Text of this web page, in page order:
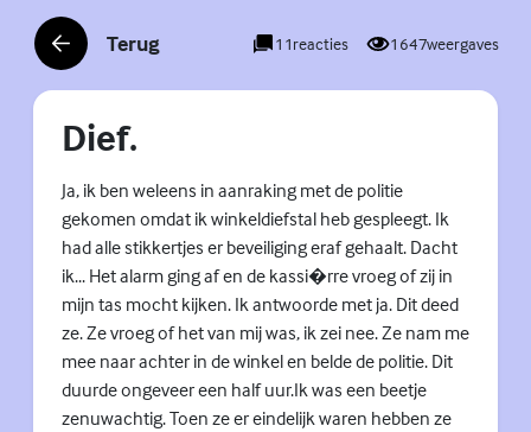
Terug
(Externe link) 11reacties 1647weergaves
Dief.
Ja, ik ben weleens in aanraking met de politie
gekomen omdat ik winkeldiefstal heb gespleegt. Ik
had alle stikkertjes er beveiliging eraf gehaalt. Dacht
ik... Het alarm ging af en de kassi�rre vroeg of zij in
mijn tas mocht kijken. Ik antwoorde met ja. Dit deed
ze. Ze vroeg of het van mij was, ik zei nee. Ze nam me
mee naar achter in de winkel en belde de politie. Dit
duurde ongeveer een half uur.Ik was een beetje
zenuwachtig. Toen ze er eindelijk waren hebben ze